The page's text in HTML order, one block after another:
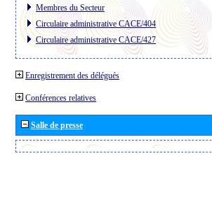
Membres du Secteur
Circulaire administrative CACE/404
Circulaire administrative CACE/427
Enregistrement des délégués
Conférences relatives
Salle de presse